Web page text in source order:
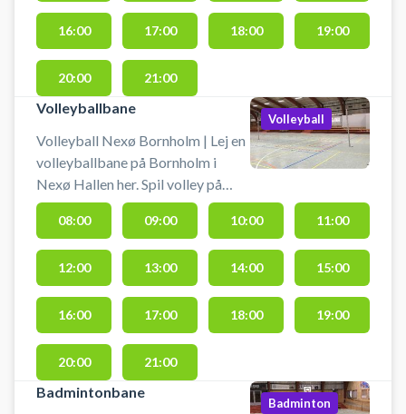
badminton eller lignende. Der er
net og mål til rådighed. Gode
parkeringsmuligheder findes lige
ved hallen.
16:00 17:00 18:00 19:00
20:00 21:00
Volleyballbane
Volleyball Nexø Bornholm | Lej en
volleyballbane på Bornholm i
Nexø Hallen her. Spil volley på
Bornholm på en af volleybanerne i
hallen i Nexø. Medbring selv
bolde. Gode
parkeringsmuligheder lige ved
Volleyball
08:00 09:00 10:00 11:00
12:00 13:00 14:00 15:00
16:00 17:00 18:00 19:00
20:00 21:00
Badmintonbane
Badminton